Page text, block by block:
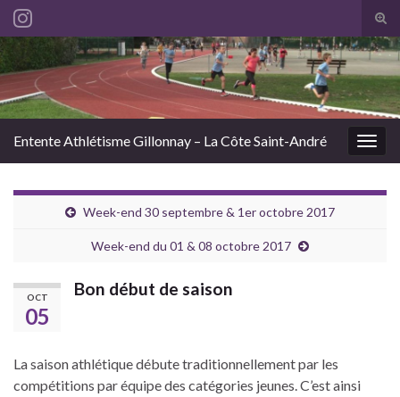
Search for:
Entente Athlétisme Gillonnay – La Côte Saint-André
Week-end 30 septembre & 1er octobre 2017
Week-end du 01 & 08 octobre 2017
OCT
05
Bon début de saison
La saison athlétique débute traditionnellement par les
compétitions par équipe des catégories jeunes. C’est ainsi